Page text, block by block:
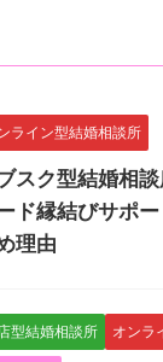
ライン型結婚相談所
スク型結婚相
ド縁結びサポ
理由
型結婚相談所 オンラ